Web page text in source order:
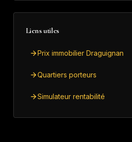
Liens utiles
Prix immobilier Draguignan
Quartiers porteurs
Simulateur rentabilité